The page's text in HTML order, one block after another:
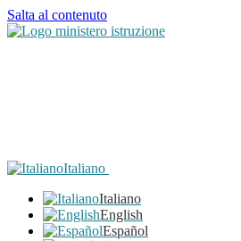
Salta al contenuto
Italiano
Italiano
English
Español